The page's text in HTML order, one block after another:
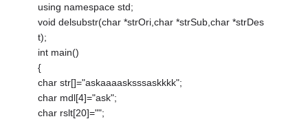
using namespace std;
void delsubstr(char *strOri,char *strSub,char *strDes
t);
int main()
{
char str[]="askaaaasksssaskkkk";
char mdl[4]="ask";
char rslt[20]="";